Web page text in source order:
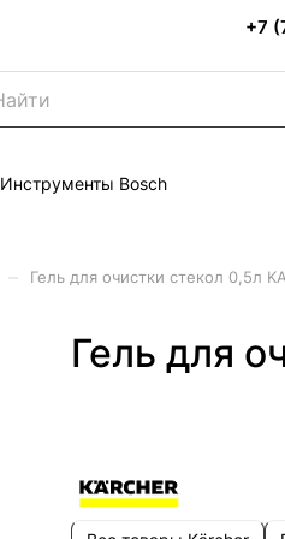
+7
Инструменты Bosch
Гель для очистки стекол 0,5л
Гель для